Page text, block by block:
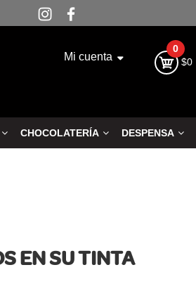
Mi cuenta $0
0
CHOCOLATERÍA DESPENSA
EN SU TINTA